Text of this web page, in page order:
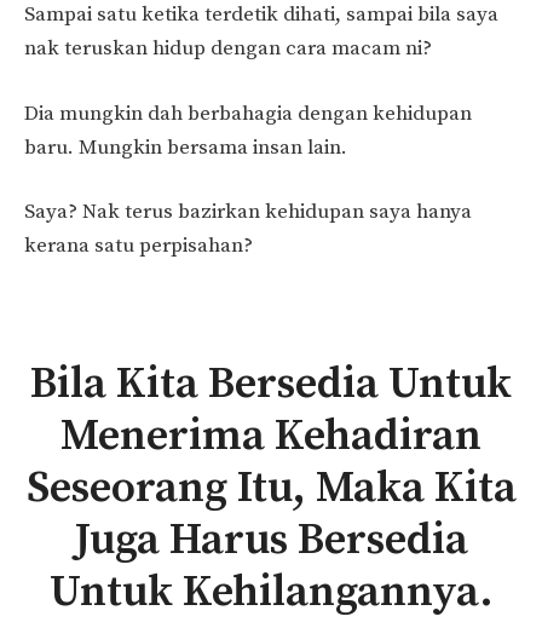
Sampai satu ketika terdetik dihati, sampai bila saya
nak teruskan hidup dengan cara macam ni?
Dia mungkin dah berbahagia dengan kehidupan
baru. Mungkin bersama insan lain.
Saya? Nak terus bazirkan kehidupan saya hanya
kerana satu perpisahan?
Bila Kita Bersedia Untuk
Menerima Kehadiran
Seseorang Itu, Maka Kita
Juga Harus Bersedia
Untuk Kehilangannya.